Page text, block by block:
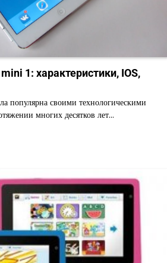
1: характеристики, IOS,
популярна своими технологическими
многих десятков лет…